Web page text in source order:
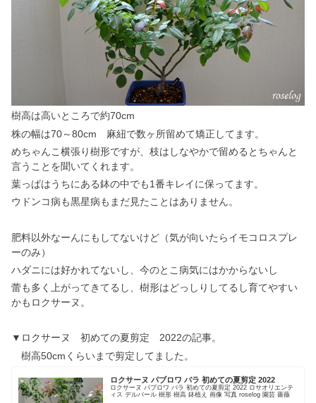
樹高は高いところで約70cm
株の幅は70～80cm 麻紐で数ヶ所留めて矯正してます。
めちゃんこ横張り樹形ですが、枝はしなやかで留めるとちゃんと
言うことを聞いてくれます。
葉っぱはうちにある鉢の中でも1番キレイに保ってます。
ウドンコ病も黒星病もまだ見たことはありません。
肥料以外なーんにもしてないけど（気が向いたらイモコロスプレ
ーのみ）
ハダニには好かれてないし、今のとこ病気にはかからないし
蕾も多く上がってきてるし、樹形はどっしりしてるし育てやすい
かもロクサーヌ。
▼ロクサーヌ 初めての夏剪定 2022の記事。
樹高50cmくらいまで剪定してました。
ロクサーヌ パブロワ バラ 初めての夏剪定 2022
ロクサーヌ パブロワ バラ 初めての夏剪定 2022 ロサオリエンテ
ィス デルバール 樹形 樹高 鉢植え 画像 写真 roselog 園芸 薔薇